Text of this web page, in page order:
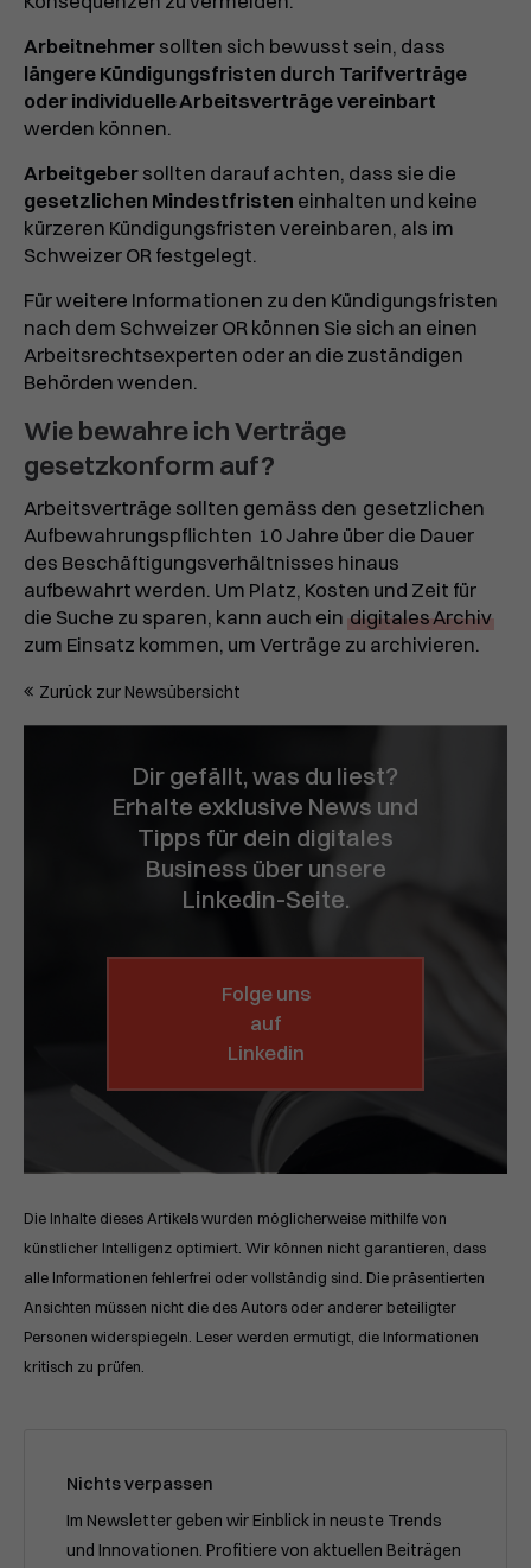
Arbeitnehmer sollten sich bewusst sein, dass
längere Kündigungsfristen durch Tarifverträge
oder individuelle Arbeitsverträge vereinbart
werden können.
Arbeitgeber sollten darauf achten, dass sie die
gesetzlichen Mindestfristen einhalten und keine
kürzeren Kündigungsfristen vereinbaren, als im
Schweizer OR festgelegt.
Für weitere Informationen zu den Kündigungsfristen
nach dem Schweizer OR können Sie sich an einen
Arbeitsrechtsexperten oder an die zuständigen
Behörden wenden.
Wie bewahre ich Verträge
gesetzkonform auf?
Arbeitsverträge sollten gemäss den gesetzlichen
Aufbewahrungspflichten 10 Jahre über die Dauer
des Beschäftigungsverhältnisses hinaus
aufbewahrt werden. Um Platz, Kosten und Zeit für
die Suche zu sparen, kann auch ein digitales Archiv
zum Einsatz kommen, um Verträge zu archivieren.
Zurück zur Newsübersicht
Dir gefällt, was du liest?
Erhalte exklusive News und
Tipps für dein digitales
Business über unsere
Linkedin-Seite.
Folge uns
auf
Linkedin
Die Inhalte dieses Artikels wurden möglicherweise mithilfe von
künstlicher Intelligenz optimiert. Wir können nicht garantieren, dass
alle Informationen fehlerfrei oder vollständig sind. Die präsentierten
Ansichten müssen nicht die des Autors oder anderer beteiligter
Personen widerspiegeln. Leser werden ermutigt, die Informationen
kritisch zu prüfen.
Nichts verpassen
Im Newsletter geben wir Einblick in neuste Trends
und Innovationen. Profitiere von aktuellen Beiträgen